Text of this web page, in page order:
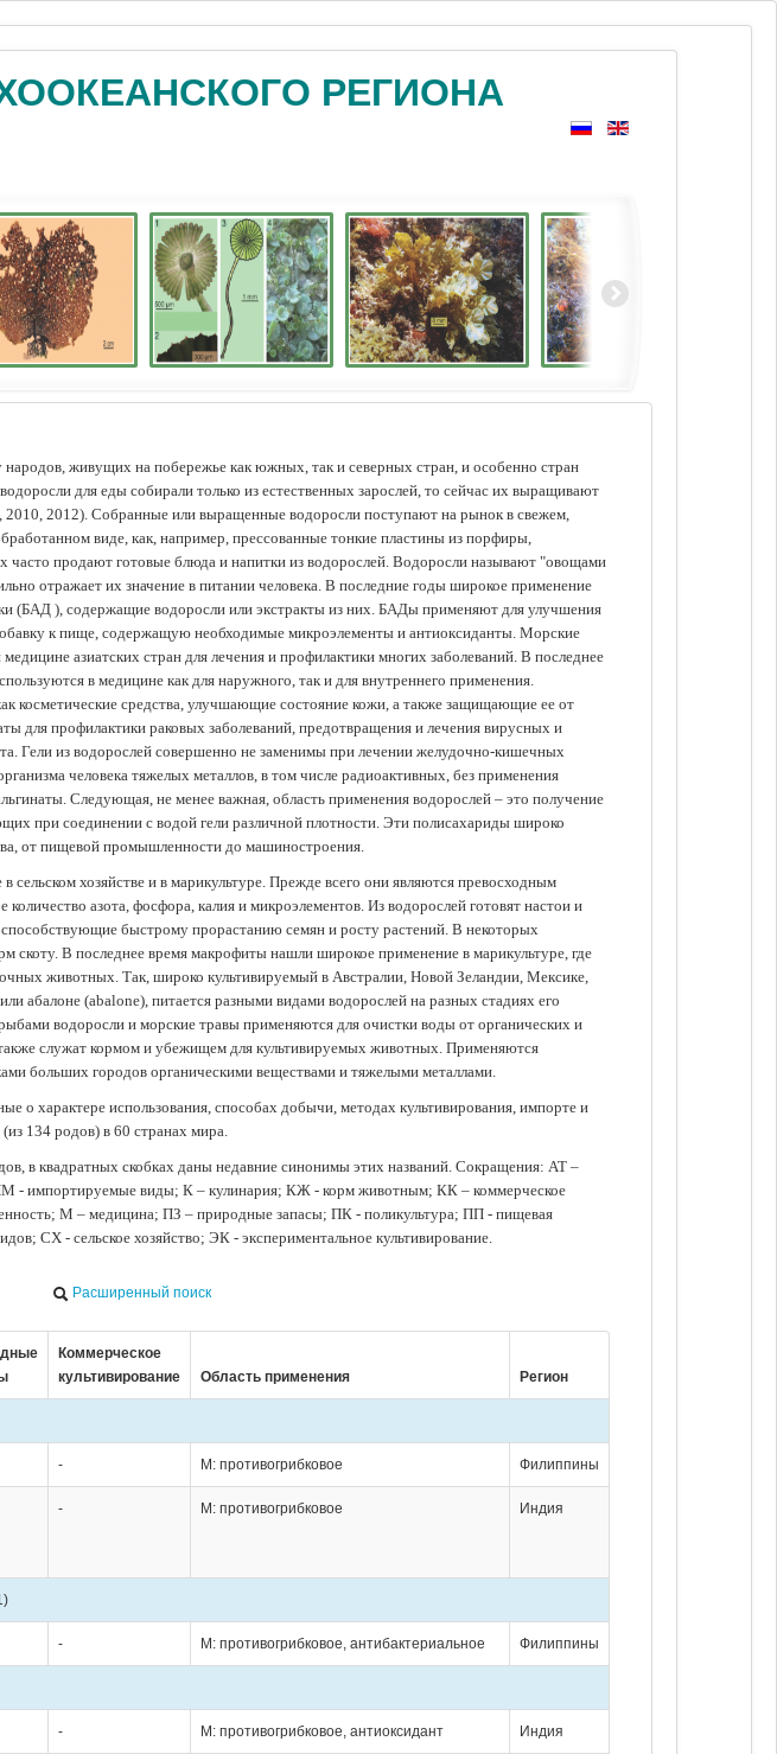
РЕГИОНА
живущих на побережье как южных, так и северных стран, и особенно стран
для еды собирали только из естественных зарослей, то сейчас их выращивают
2010, 2012). Собранные или выращенные водоросли поступают на рынок в свежем,
виде, как, например, прессованные тонкие пластины из порфиры,
продают готовые блюда и напитки из водорослей. Водоросли называют "овощами
отражает их значение в питании человека. В последние годы широкое применение
(БАД ), содержащие водоросли или экстракты из них. БАДы применяют для улучшения
к пище, содержащую необходимые микроэлементы и антиоксиданты. Морские
азиатских стран для лечения и профилактики многих заболеваний. В последнее
в медицине как для наружного, так и для внутреннего применения.
косметические средства, улучшающие состояние кожи, а также защищающие ее от
для профилактики раковых заболеваний, предотвращения и лечения вирусных и
Гели из водорослей совершенно не заменимы при лечении желудочно-кишечных
человека тяжелых металлов, в том числе радиоактивных, без применения
Следующая, не менее важная, область применения водорослей – это получение
при соединении с водой гели различной плотности. Эти полисахариды широко
от пищевой промышленности до машиностроения.
хозяйстве и в марикультуре. Прежде всего они являются превосходным
азота, фосфора, калия и микроэлементов. Из водорослей готовят настои и
быстрому прорастанию семян и росту растений. В некоторых
скоту. В последнее время макрофиты нашли широкое применение в марикультуре, где
животных. Так, широко культивируемый в Австралии, Новой Зеландии, Мексике,
абалоне (abalone), питается разными видами водорослей на разных стадиях его
водоросли и морские травы применяются для очистки воды от органических и
служат кормом и убежищем для культивируемых животных. Применяются
больших городов органическими веществами и тяжелыми металлами.
о характере использования, способах добычи, методах культивирования, импорте и
134 родов) в 60 странах мира.
в квадратных скобках даны недавние синонимы этих названий. Сокращения: АТ –
- импортируемые виды; К – кулинария; КЖ - корм животным; КК – коммерческое
М – медицина; ПЗ – природные запасы; ПК - поликультура; ПП - пищевая
СХ - сельское хозяйство; ЭК - экспериментальное культивирование.
Расширенный поиск
Коммерческое
культивирование
Область применения Регион
- М: противогрибковое Филиппины
- М: противогрибковое Индия
- М: противогрибковое, антибактериальное Филиппины
- М: противогрибковое, антиоксидант Индия